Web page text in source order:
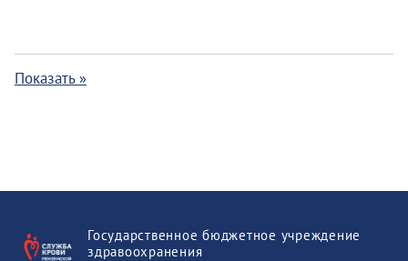
Показать »
Государственное бюджетное учреждение
здравоохранения